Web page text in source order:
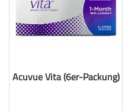
Acuvue Vita (6er-Packung)